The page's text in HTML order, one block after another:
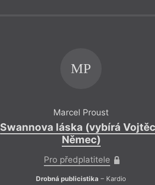
MP
Marcel Proust
Swannova láska (vybírá
Němec)
Pro předplatitele
Drobná publicistika – Kardio